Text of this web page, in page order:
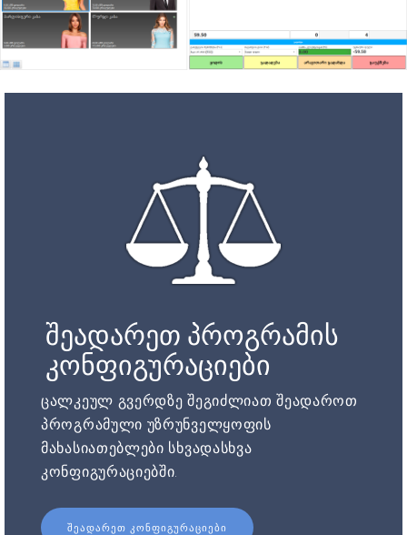
შეადარეთ პროგრამის
კონფიგურაციები
ცალკეულ გვერდზე შეგიძლიათ შეადაროთ
პროგრამული უზრუნველყოფის
მახასიათებლები სხვადასხვა
კონფიგურაციებში.
ᲨᲔᲐᲓᲐᲠᲔᲗ ᲙᲝᲜᲤᲘᲒᲣᲠᲐᲪᲘᲔᲑᲘ